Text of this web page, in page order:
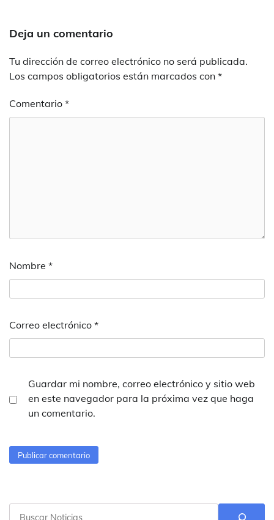
Deja un comentario
Tu dirección de correo electrónico no será publicada.
Los campos obligatorios están marcados con *
Comentario *
Nombre *
Correo electrónico *
Guardar mi nombre, correo electrónico y sitio web
en este navegador para la próxima vez que haga
un comentario.